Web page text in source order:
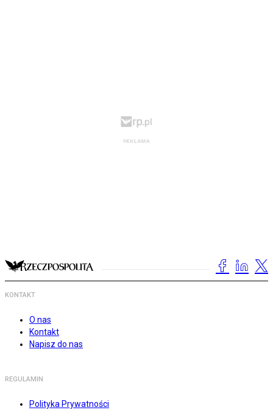
KONTAKT
O nas
Kontakt
Napisz do nas
REGULAMIN
Polityka Prywatności